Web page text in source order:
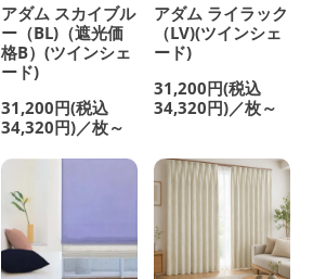
アダム スカイブル
ー（BL)（遮光価
格B）(ツインシェ
ード)
31,200円(税込
34,320円)／枚～
アダム ライラック
（LV)(ツインシェ
ード)
31,200円(税込
34,320円)／枚～